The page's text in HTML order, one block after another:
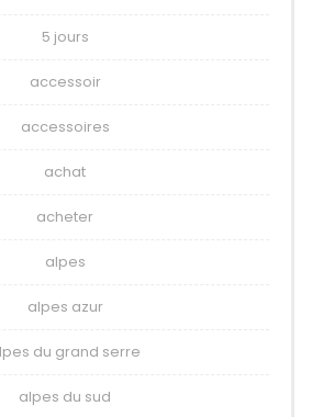
5 jours
accessoir
accessoires
achat
acheter
alpes
alpes azur
du grand serre
alpes du sud